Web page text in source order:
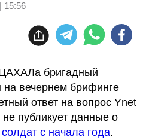
15:56
бригадный
вечернем брифинге
ответ на вопрос Ynet
о том, почему ЦАХАЛ не публикует данные о
с начала года.